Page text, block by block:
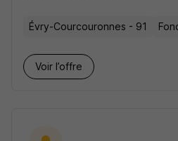
Évry-Courcouronnes - 91
Voir l’offre